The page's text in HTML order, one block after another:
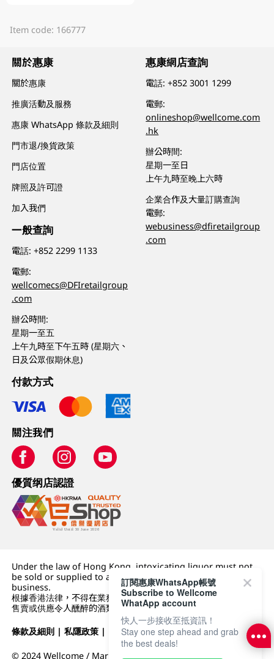
Item code: 166777
關於惠康
關於惠康
推廣活動及服務
惠康 WhatsApp 條款及細則
門市退/換貨政策
門店位置
牌照及許可證
加入我們
一般查詢
電話:+852 2299 1133
電郵:
wellcomecs@DFIretailgroup
.com
辦公時間:
星期一至五
上午九時至下午五時 (星期六、
日及公眾假期休息)
惠康網店查詢
電話:+852 3001 1299
電郵:
onlineshop@wellcome.com
.hk
辦公時間:
星期一至日
上午九時至晚上六時
企業合作及大量訂購查詢
電郵:
webusiness@dfiretailgroup
.com
付款方式
關注我們
優質纲店認證
Under the law of Hong Kong, intoxicating liquor must not
be sold or supplied to a minor (under 18) in the course of
business.
根據香港法律，不得在業務過程中，向未成年人 (18 歲以下人士)
售賣或供應令人醺醉的酒類。
條款及細則 |私隱政策 | DFI零售集團
© 2024 Wellcome / Market Place. The Dairy Farm Company
訂閱惠康WhatsApp帳號
Subscribe to Wellcome
WhatApp account
快人一步接收至抵資訊！
Stay one step ahead and grab
the best deals!